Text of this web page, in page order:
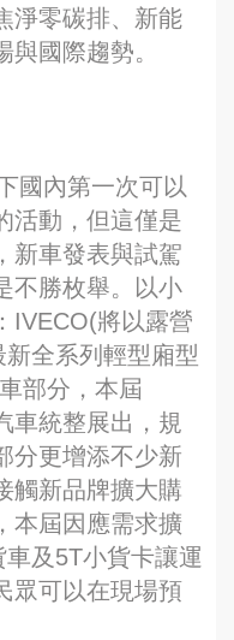
淨零碳排、新能
國際趨勢。
國內第一次可以
活動，但這僅是
新車發表與試駕
不勝枚舉。以小
IVECO(將以露營
全系列輕型廂型
部分，本屆
車統整展出，規
分更增添不少新
觸新品牌擴大購
本屆因應需求擴
及5T小貨卡讓運
眾可以在現場預